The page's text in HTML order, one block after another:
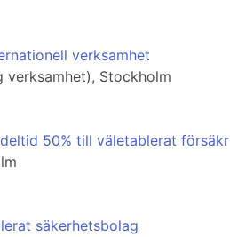
verksamhet
Stockholm
50% till väletablerat försäkr
säkerhetsbolag